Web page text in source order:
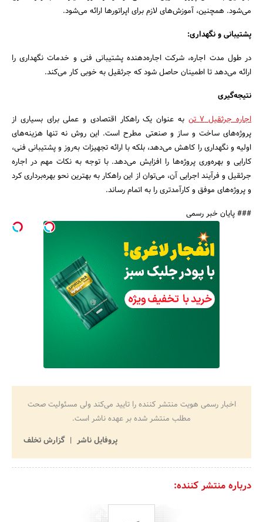
می‌شود. همچنین، آموزش‌های لازم برای اپراتورها ارائه می‌شود.
پشتیبانی و نگهداری:
در طول مدت اجاره، شرکت اجاره‌دهنده پشتیبانی فنی و خدمات نگهداری را
ارائه می‌دهد تا اطمینان حاصل شود که جرثقیل به خوبی کار می‌کند.
نتیجه‌گیری
اجاره جرثقیل 7 تن
به عنوان یک راهکار اقتصادی و عملی برای بسیاری از
پروژه‌های ساخت و ساز و صنعتی مطرح است. این روش نه تنها هزینه‌های
اولیه و نگهداری را کاهش می‌دهد، بلکه با ارائه تجهیزات به‌روز و پشتیبانی فنی،
کارایی و بهره‌وری پروژه‌ها را افزایش می‌دهد. با توجه به نکات مهم در اجاره
جرثقیل و فرآیند اجرایی آن، می‌توان از این راهکار به بهترین نحو بهره‌برداری کرد
و پروژه‌های موفق و کارآمدتری را به اتمام رساند.
### پایان خبر رسمی
اخبار رسمی هویت منتشر کننده را تایید می‌کند ولی مسئولیت صحت
مطلب منتشر شده بر عهده ناشر است.
پروفایل ناشر
گزارش تخلف
درباره منتشر کننده: